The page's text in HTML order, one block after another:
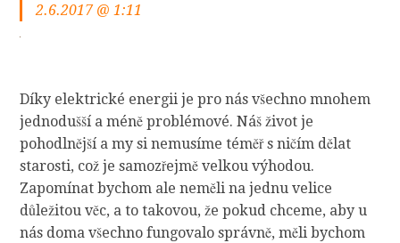
2.6.2017 @ 1:11
Díky elektrické energii je pro nás všechno mnohem
jednodušší a méně problémové. Náš život je
pohodlnější a my si nemusíme téměř s ničím dělat
starosti, což je samozřejmě velkou výhodou.
Zapomínat bychom ale neměli na jednu velice
důležitou věc, a to takovou, že pokud chceme, aby u
nás doma všechno fungovalo správně, měli bychom